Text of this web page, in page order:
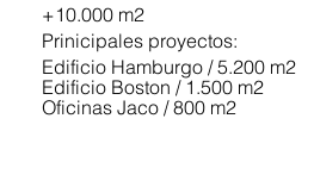
+10.000 m2
Prinicipales proyectos:
Edificio Hamburgo / 5.200 m2
Edificio Boston / 1.500 m2
Oficinas Jaco / 800 m2